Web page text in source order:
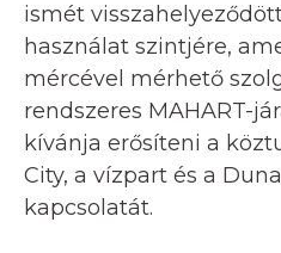
ismét
használat szintjére,
mércével mérhető
rendszeres MAHART-
kívánja erősíteni a
City, a vízpart és a
kapcsolatát.